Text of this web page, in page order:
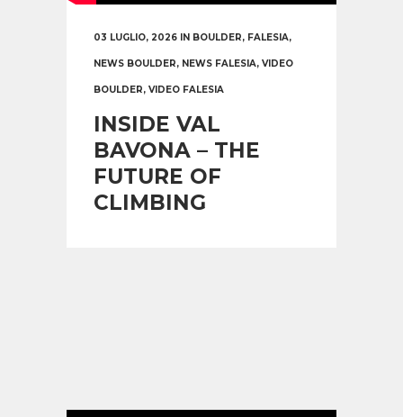
03 LUGLIO, 2026 IN BOULDER, FALESIA,
NEWS BOULDER, NEWS FALESIA, VIDEO
BOULDER, VIDEO FALESIA
INSIDE VAL
BAVONA – THE
FUTURE OF
CLIMBING